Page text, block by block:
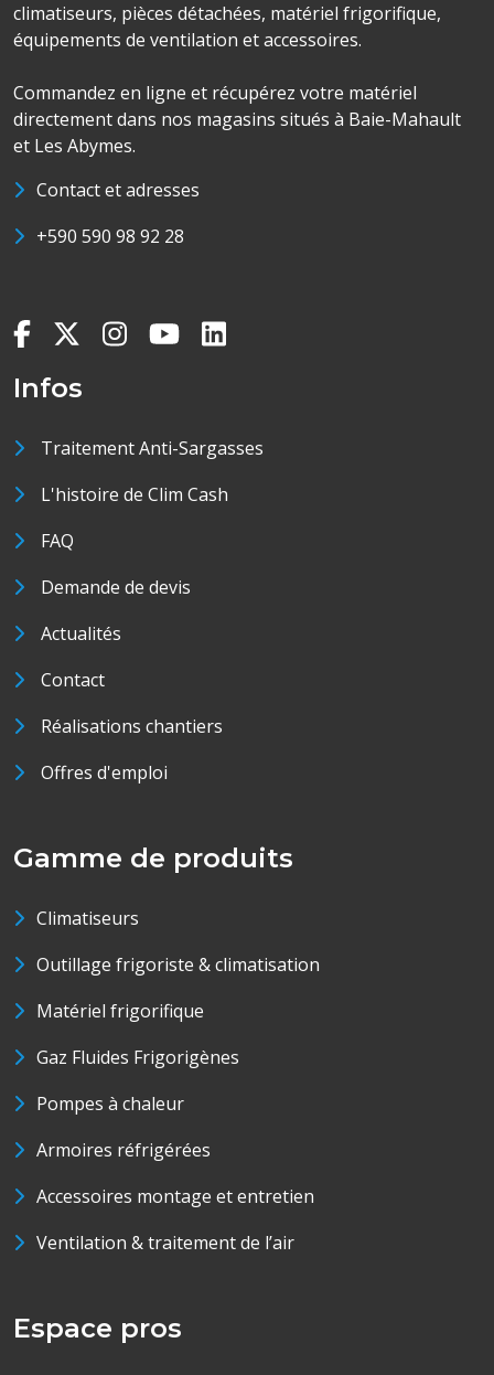
climatiseurs, pièces détachées, matériel frigorifique,
équipements de ventilation et accessoires.
Commandez en ligne et récupérez votre matériel
directement dans nos magasins situés à Baie-Mahault
et Les Abymes.
Contact et adresses
+590 590 98 92 28
Infos
Traitement Anti-Sargasses
L'histoire de Clim Cash
FAQ
Demande de devis
Actualités
Contact
Réalisations chantiers
Offres d'emploi
Gamme de produits
Climatiseurs
Outillage frigoriste & climatisation
Matériel frigorifique
Gaz Fluides Frigorigènes
Pompes à chaleur
Armoires réfrigérées
Accessoires montage et entretien
Ventilation & traitement de l’air
Espace pros